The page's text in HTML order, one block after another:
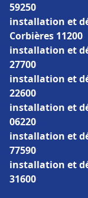
59250
installation et
Corbières 11200
installation et
27700
installation et
22600
installation et
06220
installation et
77590
installation et
31600